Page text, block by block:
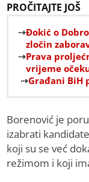
PROČITAJTE JOŠ
Đokić o
zločin
Prava
vrijeme
Građani BiH
Borenović je
izabrati
koji su se već
režimom i koji